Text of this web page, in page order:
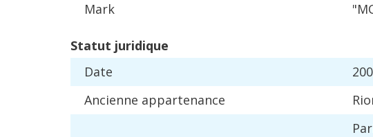
Mark
"
Statut juridique
Date
Ancienne appartenance